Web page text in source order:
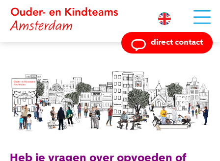
Powered by
direct contact